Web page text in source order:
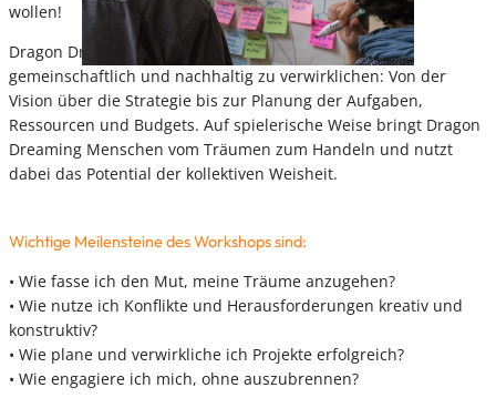
wollen!
Dragon Dreaming ist ein Methoden-Set, um Projekte
gemeinschaftlich und nachhaltig zu verwirklichen: Von der
Vision über die Strategie bis zur Planung der Aufgaben,
Ressourcen und Budgets. Auf spielerische Weise bringt Dragon
Dreaming Menschen vom Träumen zum Handeln und nutzt
dabei das Potential der kollektiven Weisheit.
Wichtige Meilensteine des Workshops sind:
• Wie fasse ich den Mut, meine Träume anzugehen?
• Wie nutze ich Konflikte und Herausforderungen kreativ und
konstruktiv?
• Wie plane und verwirkliche ich Projekte erfolgreich?
• Wie engagiere ich mich, ohne auszubrennen?